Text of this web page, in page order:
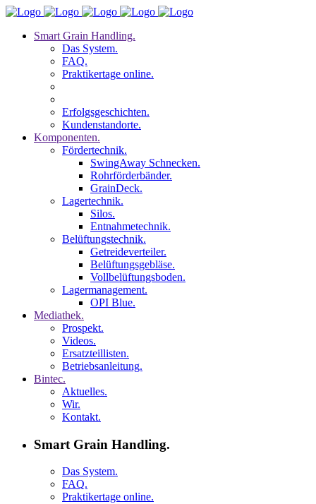
Smart Grain Handling.
Das System.
FAQ.
Praktikertage online.
Erfolgsgeschichten.
Kundenstandorte.
Komponenten.
Fördertechnik.
SwingAway Schnecken.
Rohrförderbänder.
GrainDeck.
Lagertechnik.
Silos.
Entnahmetechnik.
Belüftungstechnik.
Getreideverteiler.
Belüftungsgebläse.
Vollbelüftungsboden.
Lagermanagement.
OPI Blue.
Mediathek.
Prospekt.
Videos.
Ersatzteillisten.
Betriebsanleitung.
Bintec.
Aktuelles.
Wir.
Kontakt.
Smart Grain Handling.
Das System.
FAQ.
Praktikertage online.